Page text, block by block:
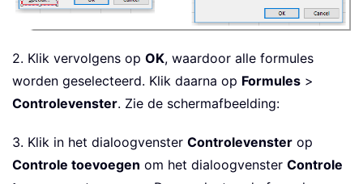
2. Klik vervolgens op OK, waardoor alle formules
worden geselecteerd. Klik daarna op Formules >
Controlevenster. Zie de schermafbeelding:
3. Klik in het dialoogvenster Controlevenster op
Controle toevoegen om het dialoogvenster Controle